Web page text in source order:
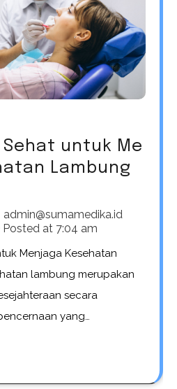
Sehat untuk Me
Lambung
admin@sumamedika.id
Posted at 7:04 am
Menjaga Kesehatan
lambung merupakan
secara
yang…